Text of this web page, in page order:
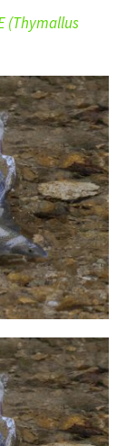
(Thymallus